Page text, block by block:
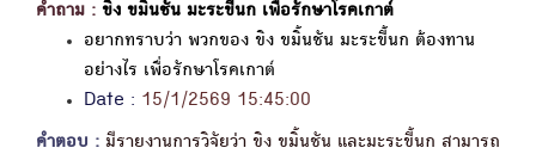
คำถาม : ขิง ขมิ้นชัน มะระขี้นก เพื่อรักษาโรคเกาต์
อยากทราบว่า พวกของ ขิง ขมิ้นชัน มะระขี้นก ต้องทาน
อย่างไร เพื่อรักษาโรคเกาต์
Date : 15/1/2569 15:45:00
คำตอบ : มีรายงานการวิจัยว่า ขิง ขมิ้นชัน และมะระขี้นก สามารถ